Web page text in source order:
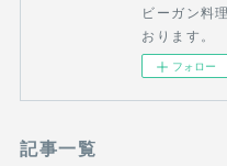
ビーガン料
おります。
フォロー
記事一覧